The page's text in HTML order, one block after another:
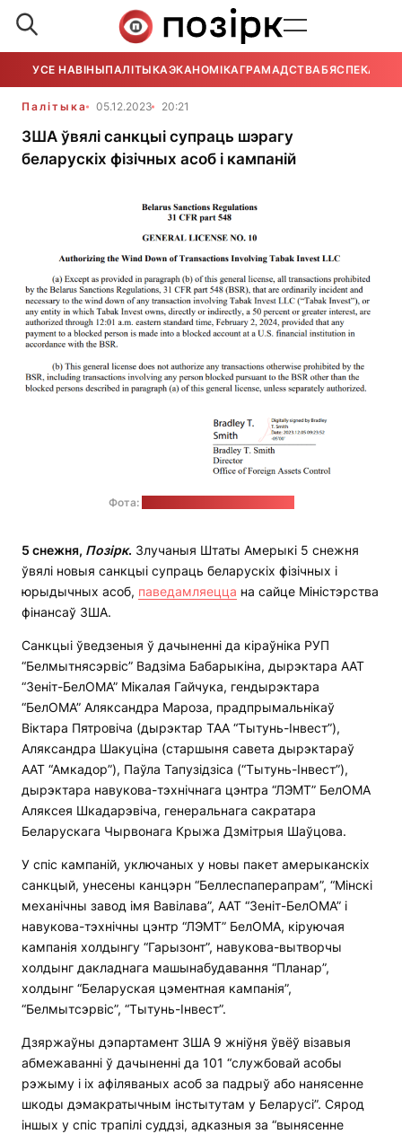
УСЕ НАВІНЫПАЛІТЫКАЭКАНОМІКАГРАМАДСТВАБЯСПЕКА
Палітыка 05.12.2023 20:21
ЗША ўвялі санкцыі супраць шэрагу
беларускіх фізічных асоб і кампаній
Фота:
5 снежня, Позірк. Злучаныя Штаты Амерыкі 5 снежня
ўвялі новыя санкцыі супраць беларускіх фізічных і
юрыдычных асоб, паведамляецца на сайце Міністэрства
фінансаў ЗША.
Санкцыі ўведзеныя ў дачыненні да кіраўніка РУП
“Белмытнясэрвіс” Вадзіма Бабарыкіна, дырэктара ААТ
“Зеніт-БелОМА” Мікалая Гайчука, гендырэктара
“БелОМА” Аляксандра Мароза, прадпрымальнікаў
Віктара Пятровіча (дырэктар ТАА “Тытунь-Інвест”),
Аляксандра Шакуціна (старшыня савета дырэктараў
ААТ “Амкадор”), Паўла Тапузідзіса (“Тытунь-Інвест”),
дырэктара навукова-тэхнічнага цэнтра “ЛЭМТ” БелОМА
Аляксея Шкадарэвіча, генеральнага сакратара
Беларускага Чырвонага Крыжа Дзмітрыя Шаўцова.
У спіс кампаній, уключаных у новы пакет амерыканскіх
санкцый, унесены канцэрн “Беллеспаперапрам”, “Мінскі
механічны завод імя Вавілава”, ААТ “Зеніт-БелОМА” і
навукова-тэхнічны цэнтр “ЛЭМТ” БелОМА, кіруючая
кампанія холдынгу “Гарызонт”, навукова-вытворчы
холдынг дакладнага машынабудавання “Планар”,
холдынг “Беларуская цэментная кампанія”,
“Белмытсэрвіс”, “Тытунь-Інвест”.
Дзяржаўны дэпартамент ЗША 9 жніўня ўвёў візавыя
абмежаванні ў дачыненні да 101 “службовай асобы
рэжыму і іх афіляваных асоб за падрыў або нанясенне
шкоды дэмакратычным інстытутам у Беларусі”. Сярод
іншых у спіс трапілі суддзі, адказныя за “вынясенне